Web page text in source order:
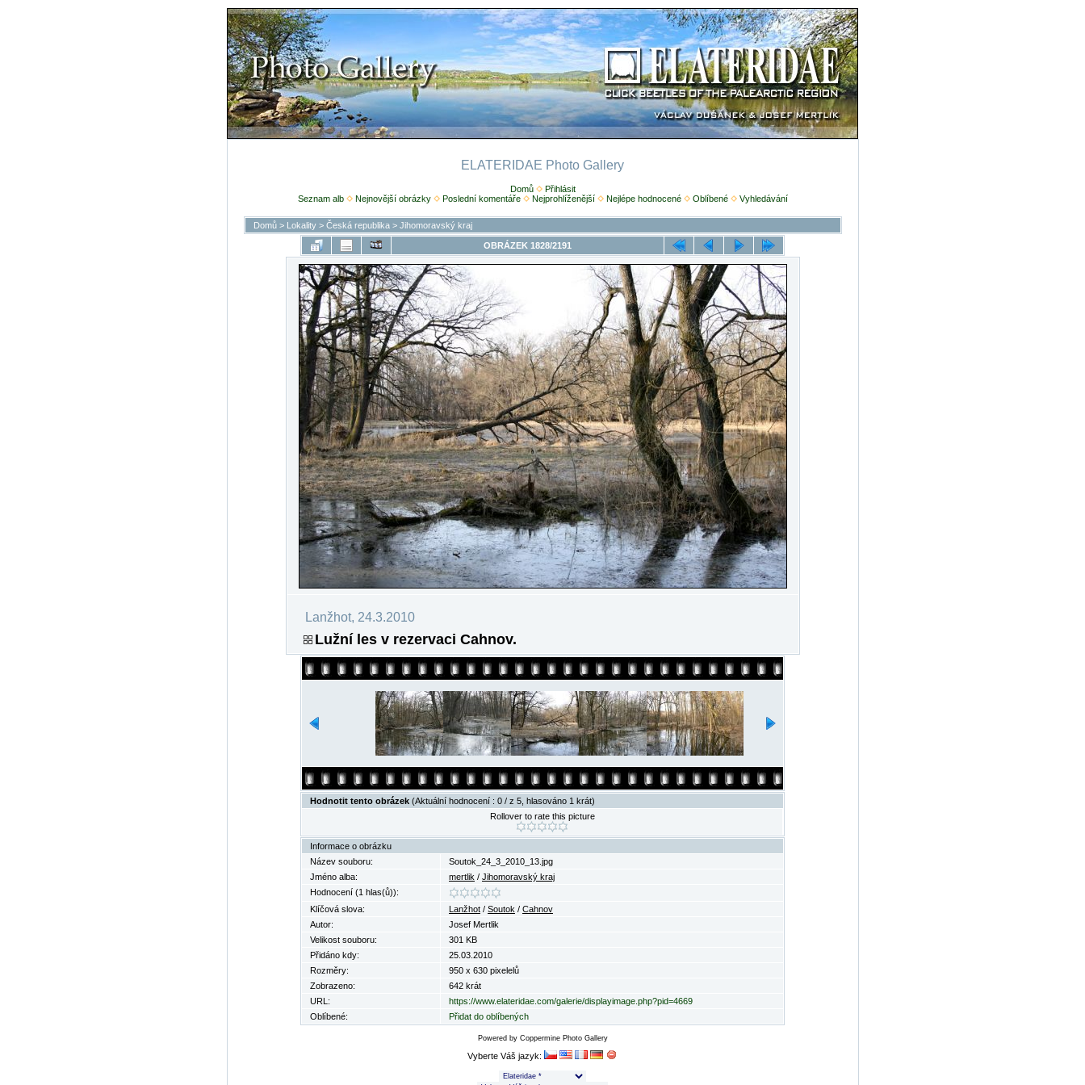
ELATERIDAE Photo Gallery
Domů
Přihlásit
Seznam alb
Nejnovější obrázky Poslední komentáře Nejprohlíženější Nejlépe hodnocené Oblíbené Vyhledávání
Domů> Lokality> Česká republika> Jihomoravský kraj
OBRÁZEK 1828/2191
Lanžhot, 24.3.2010
Lužní les v rezervaci Cahnov.
Hodnotit tento obrázek (Aktuální hodnocení : 0 / z 5, hlasováno 1 krát)
Rollover to rate this picture
Informace o obrázku
Název souboru:
Soutok_24_3_2010_13.jpg
Jméno alba:
mertlik / Jihomoravský kraj
Hodnocení (1 hlas(ů)):
Klíčová slova:
Lanžhot / Soutok / Cahnov
Autor:
Josef Mertlik
Velikost souboru:
301 KB
Přidáno kdy:
25.03.2010
Rozměry:
950 x 630 pixelelů
Zobrazeno:
642 krát
URL:
https://www.elateridae.com/galerie/displayimage.php?pid=4669
Oblíbené:
Přidat do oblíbených
Powered by Coppermine Photo Gallery
Vyberte Váš jazyk: